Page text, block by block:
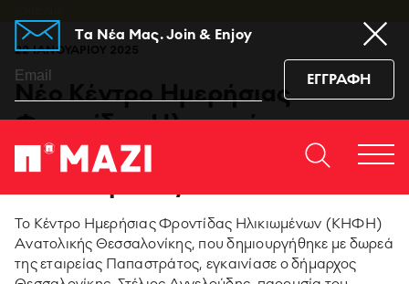
Tα Νέα Μας. Join & Enjoy
ΕΓΓΡΑΦΗ
Home
95 ΧΡΟΝΙΑ ΠΑΠΑΣΤΡΑΤΟΣ
ΕΠΙΚΟΙΝΩΝΙΆ
sub_confirmation=1
22 ΙΑΝΟΥΑΡΙΟΥ 2025
Nέο Κέντρο Ημερήσιας
Φροντίδας Ηλικιωμένων στην
Αν. Θεσσαλονίκη με δωρεά της
Το Κέντρο Ημερήσιας Φροντίδας Ηλικιωμένων (ΚΗΦΗ)
Ανατολικής Θεσσαλονίκης, που δημιουργήθηκε με δωρεά
της εταιρείας Παπαστράτος, εγκαινίασε ο δήμαρχος